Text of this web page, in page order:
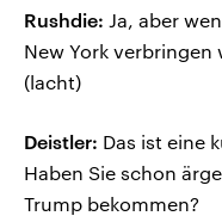
Rushdie: Ja, aber
New York verbringen
(lacht)
Deistler: Das ist eine
Haben Sie schon
Trump bekommen?